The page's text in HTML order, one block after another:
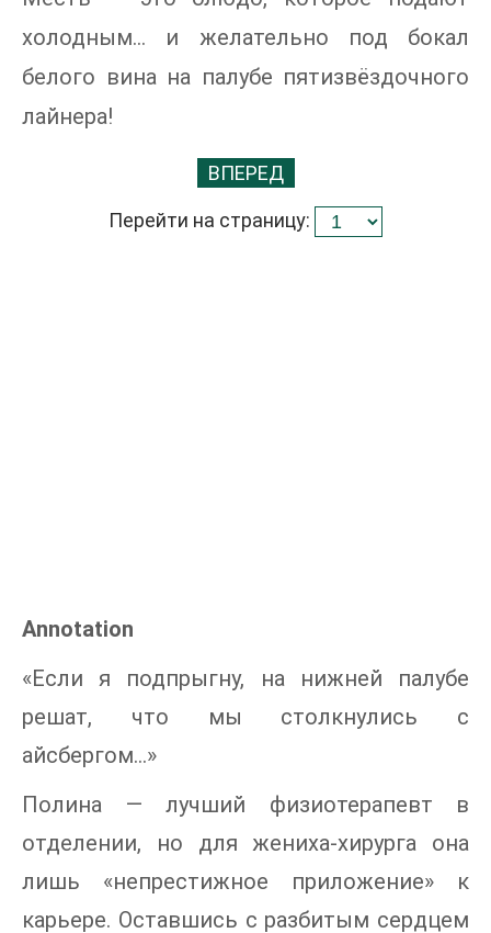
холодным... и желательно под бокал
белого вина на палубе пятизвёздочного
лайнера!
ВПЕРЕД
Перейти на страницу:
Annotation
«Если я подпрыгну, на нижней палубе
решат, что мы столкнулись с
айсбергом...»
Полина — лучший физиотерапевт в
отделении, но для жениха-хирурга она
лишь «непрестижное приложение» к
карьере. Оставшись с разбитым сердцем